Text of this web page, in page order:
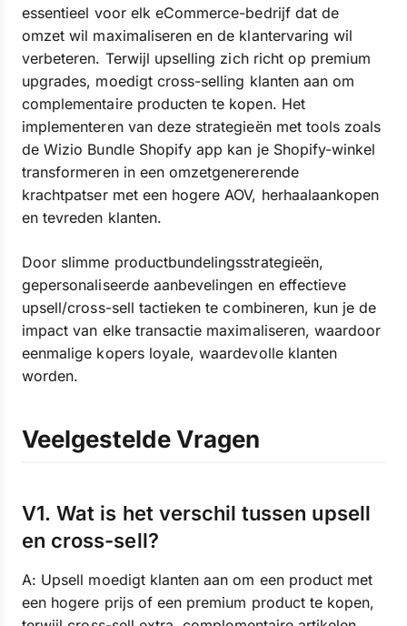
essentieel voor elk eCommerce-bedrijf dat de
omzet wil maximaliseren en de klantervaring wil
verbeteren. Terwijl upselling zich richt op premium
upgrades, moedigt cross-selling klanten aan om
complementaire producten te kopen. Het
implementeren van deze strategieën met tools zoals
de Wizio Bundle Shopify app kan je Shopify-winkel
transformeren in een omzetgenererende
krachtpatser met een hogere AOV, herhaalaankopen
en tevreden klanten.
Door slimme productbundelingsstrategieën,
gepersonaliseerde aanbevelingen en effectieve
upsell/cross-sell tactieken te combineren, kun je de
impact van elke transactie maximaliseren, waardoor
eenmalige kopers loyale, waardevolle klanten
worden.
Veelgestelde Vragen
V1. Wat is het verschil tussen upsell
en cross-sell?
A: Upsell moedigt klanten aan om een product met
een hogere prijs of een premium product te kopen,